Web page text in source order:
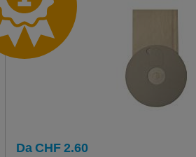
Da CHF 2.60